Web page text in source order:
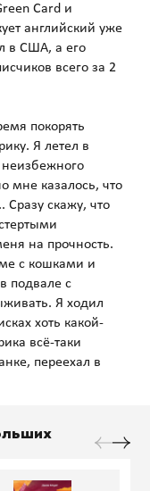
Card и
английский уже
в США, а его
всего за 2
покорять
Я летел в
мне казалось, что
Сразу скажу, что
на прочность.
с кошками и
подвале с
Я ходил
хоть какой-
всё-таки
переехал в